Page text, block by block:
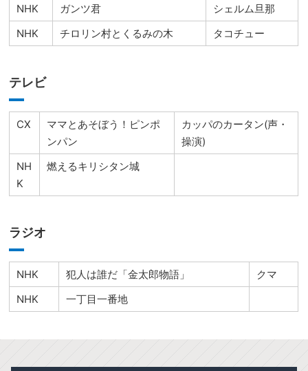
NHK
ガンツ君
シェルム旦那
NHK
チロリン村とくるみの木 タコチュー
テレビ
CX
ママとあそぼう！ピンポ
ンパン
カッパのカータン(声・
操演)
NH
K
燃えるキリシタン城
ラジオ
NHK 犯人は誰だ「金太郎物語」
クマ
NHK
一丁目一番地